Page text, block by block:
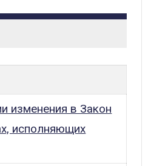
изменения в Закон
исполняющих